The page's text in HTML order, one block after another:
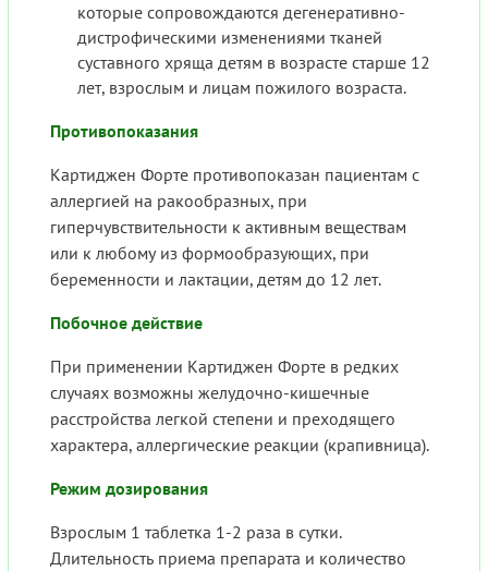
которые сопровождаются дегенеративно-
дистрофическими изменениями тканей
суставного хряща детям в возрасте старше 12
лет, взрослым и лицам пожилого возраста.
Противопоказания
Картиджен Форте противопоказан пациентам с
аллергией на ракообразных, при
гиперчувствительности к активным веществам
или к любому из формообразующих, при
беременности и лактации, детям до 12 лет.
Побочное действие
При применении Картиджен Форте в редких
случаях возможны желудочно-кишечные
расстройства легкой степени и преходящего
характера, аллергические реакции (крапивница).
Режим дозирования
Взрослым 1 таблетка 1-2 раза в сутки.
Длительность приема препарата и количество